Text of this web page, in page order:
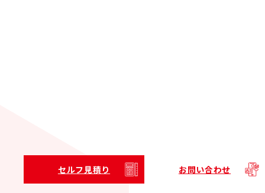
セルフ見積り お問い合わせ